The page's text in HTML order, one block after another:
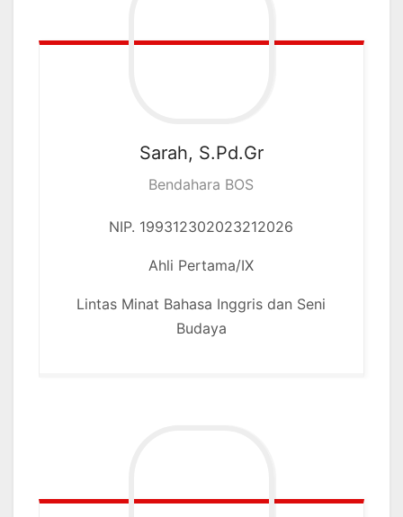
Sarah, S.Pd.Gr
Bendahara BOS
NIP. 199312302023212026
Ahli Pertama/IX
Lintas Minat Bahasa Inggris dan Seni
Budaya